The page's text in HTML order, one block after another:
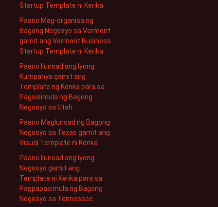
Startup Template ni Kerika
Paano Mag-organisa ng
Bagong Negosyo sa Vermont
gamit ang Vermont Business
Startup Template ni Kerika
Paano Ilunsad ang Iyong
Kumpanya gamit ang
Template ng Kerika para sa
Pagsisimula ng Bagong
Negosyo sa Utah
Paano Maglunsad ng Bagong
Negosyo sa Texas gamit ang
Visual Template ni Kerika
Paano Ilunsad ang Iyong
Negosyo gamit ang
Template ni Kerika para sa
Pagpapasimula ng Bagong
Negosyo sa Tennessee